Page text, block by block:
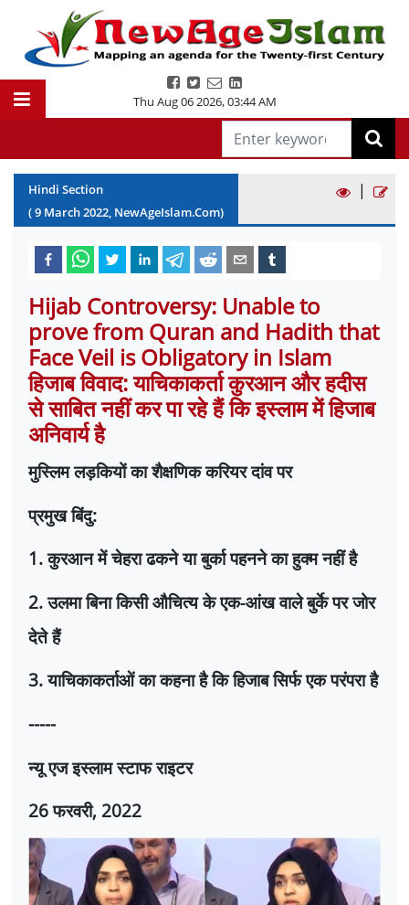
Thu Aug 06 2026,03:44 AM
Hindi Section
(9 March2022, NewAgeIslam.Com)
|
Hijab Controversy: Unable to
prove from Quran and Hadith that
Face Veil is Obligatory in Islam
हिजाब विवाद: याचिकाकर्ता कुरआन और हदीस
से साबित नहीं कर पा रहे हैं कि इस्लाम में हिजाब
अनिवार्य है
मुस्लिम लड़कियों का शैक्षणिक करियर दांव पर
प्रमुख बिंदु:
1.कुरआन में चेहरा ढकने या बुर्का पहनने का हुक्म नहीं है
2.उलमा बिना किसी औचित्य के एक-आंख वाले बुर्के पर जोर
देते हैं
3.याचिकाकर्ताओं का कहना है कि हिजाब सिर्फ एक परंपरा है
-----
न्यू एज इस्लाम स्टाफ राइटर
26फरवरी, 2022